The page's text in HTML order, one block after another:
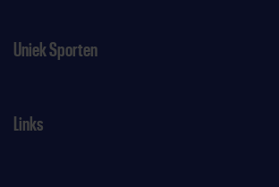
Uniek Sporten
Links